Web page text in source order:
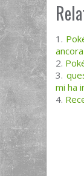
ancora
mi ha